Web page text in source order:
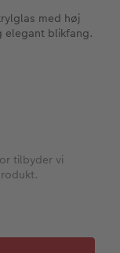
med høj
elegant blikfang.
tilbyder vi